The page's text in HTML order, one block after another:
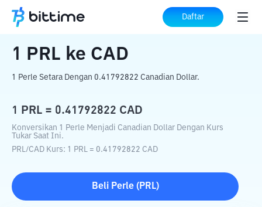
Daftar
Beranda Konverter Kripto ke CAD
1 PRL ke CAD
1 Perle Setara Dengan 0.41792822 Canadian Dollar.
1 PRL = 0.41792822 CAD
Konversikan 1 Perle Menjadi Canadian Dollar Dengan Kurs
Tukar Saat Ini.
PRL/CAD Kurs: 1 PRL = 0.41792822 CAD
Beli Perle( PRL)